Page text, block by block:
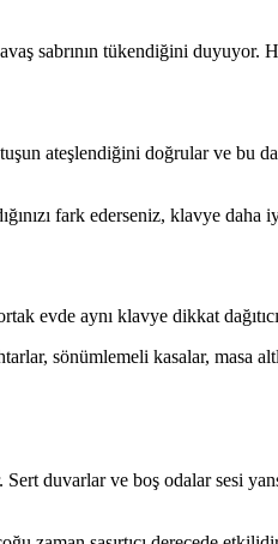
sabrının tükendiğini duyuyor.
ateşlendiğini doğrular ve bu
fark ederseniz, klavye
evde aynı klavye dikkat
sönümlemeli kasalar, masa
duvarlar ve boş odalar sesi